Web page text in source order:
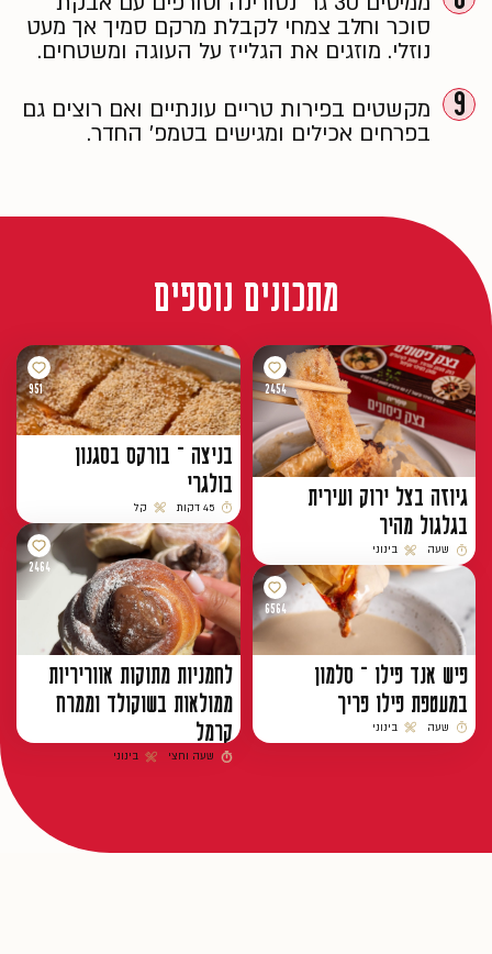
סוכר וחלב צמחי לקבלת מרקם סמיך אך מעט
נוזלי. מוזגים את הגלייז על העוגה ומשטחים.
9
מקשטים בפירות טריים עונתיים ואם רוצים גם
בפרחים אכילים ומגישים בטמפ' החדר.
מתכונים נוספים
2454
גיוזה בצל ירוק ועירית
בגלגול מהיר
זמן הכנה
שעה
רמת קושי
בינוני
951
בניצה – בורקס בסגנון
בולגרי
זמן הכנה
45 דקות
רמת קושי
קל
6564
פיש אנד פילו – סלמון
במעטפת פילו פריך
זמן הכנה
שעה
רמת קושי
בינוני
2464
לחמניות מתוקות אווריריות
ממולאות בשוקולד וממרח
קרמל
זמן הכנה
שעה וחצי
רמת קושי
בינוני